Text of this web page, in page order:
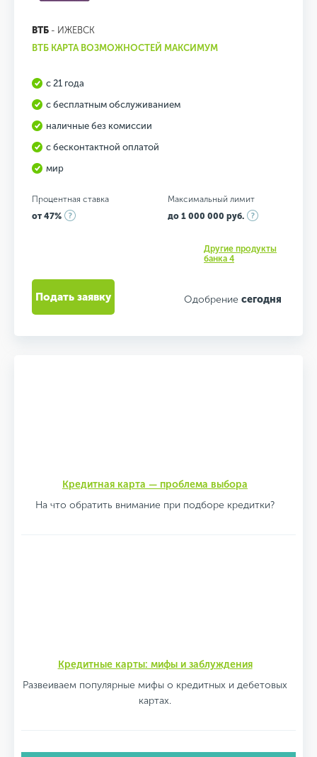
ВТБ - ИЖЕВСК
ВТБ КАРТА ВОЗМОЖНОСТЕЙ МАКСИМУМ
с 21 года
с бесплатным обслуживанием
наличные без комиссии
с бесконтактной оплатой
мир
Процентная ставка
от 47%
Максимальный лимит
до 1 000 000 руб.
Другие продукты
банка 4
Одобрение сегодня
Подать заявку
Кредитная карта — проблема выбора
На что обратить внимание при подборе кредитки?
Кредитные карты: мифы и заблуждения
Развеиваем популярные мифы о кредитных и дебетовых
картах.